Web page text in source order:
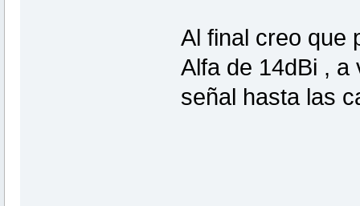
Al final creo que
Alfa de 14dBi , a
señal hasta las